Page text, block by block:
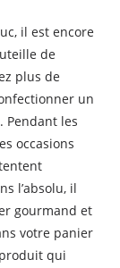
il est encore
de
plus de
un
Pendant les
occasions
l’absolu, il
gourmand et
votre panier
qui